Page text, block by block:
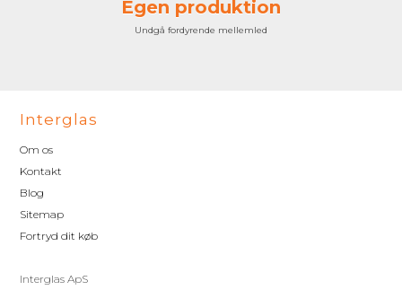
Egen produktion
Undgå fordyrende mellemled
Interglas
Om os
Kontakt
Blog
Sitemap
Fortryd dit køb
Interglas ApS